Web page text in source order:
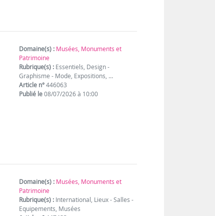
Domaine(s) : Musées, Monuments et
Patrimoine
Rubrique(s) : Essentiels, Design -
Graphisme - Mode, Expositions, …
Article n°446063
Publié le08/07/2026 à 10:00
Domaine(s) : Musées, Monuments et
Patrimoine
Rubrique(s) : International, Lieux - Salles -
Equipements, Musées